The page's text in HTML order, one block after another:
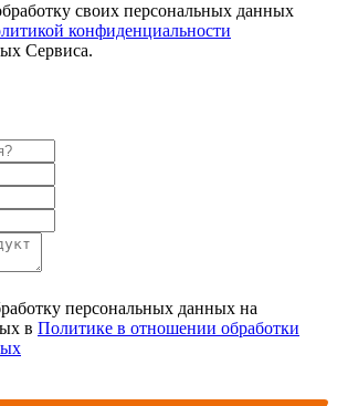
своих персональных данных
конфиденциальности
Сервиса.
персональных данных на
в Политике в отношении обработки